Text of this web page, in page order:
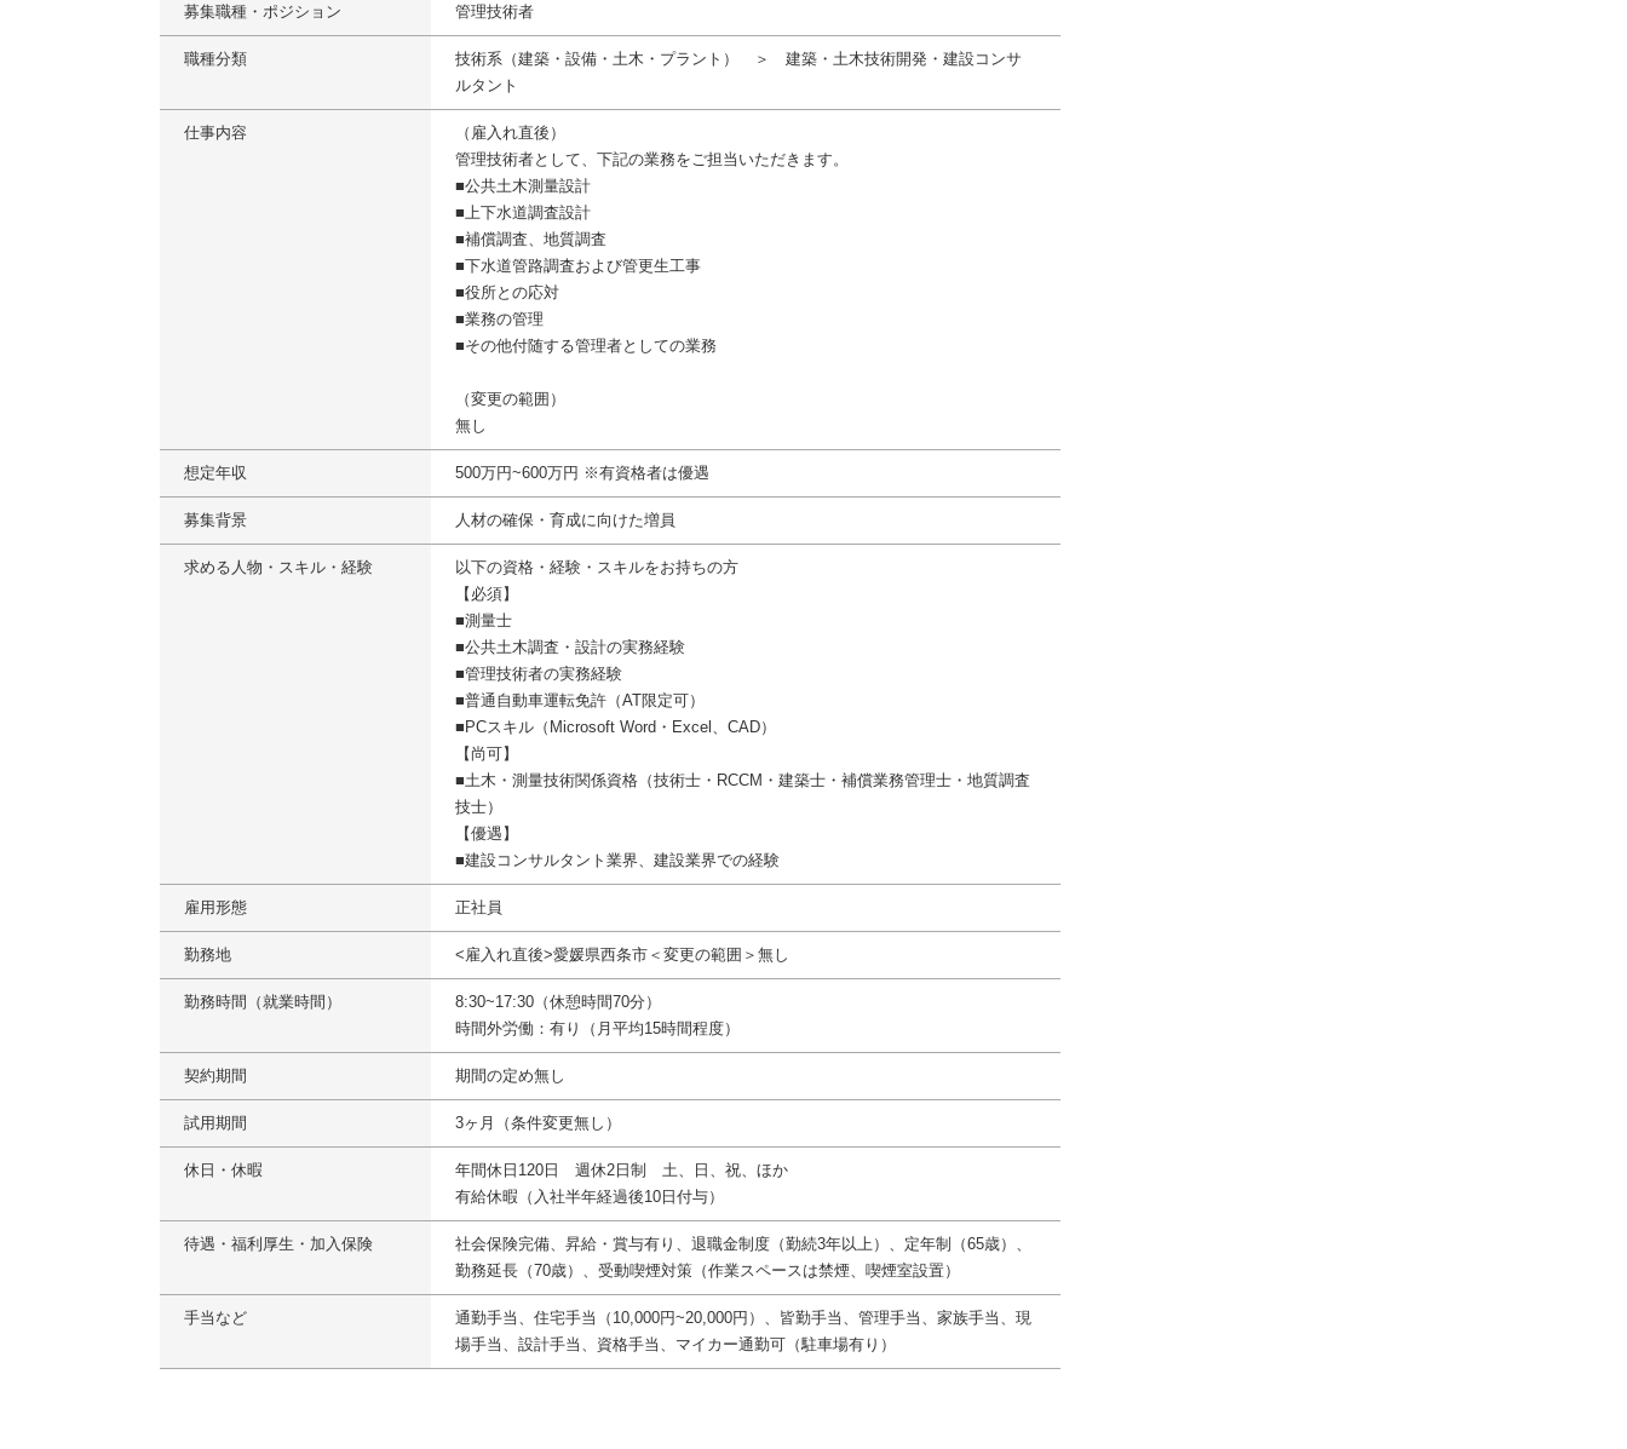
募集職種・ポジション 管理技術者
職種分類
技術系（建築・設備・土木・プラント） ＞ 建築・土木技術開発・建設コンサ
ルタント
仕事内容
（雇入れ直後）
管理技術者として、下記の業務をご担当いただきます。
■公共土木測量設計
■上下水道調査設計
■補償調査、地質調査
■下水道管路調査および管更生工事
■役所との応対
■業務の管理
■その他付随する管理者としての業務
（変更の範囲）
無し
想定年収 500万円~600万円 ※有資格者は優遇
募集背景 人材の確保・育成に向けた増員
求める人物・スキル・経験
以下の資格・経験・スキルをお持ちの方
【必須】
■測量士
■公共土木調査・設計の実務経験
■管理技術者の実務経験
■普通自動車運転免許（AT限定可）
■PCスキル（Microsoft Word・Excel、CAD）
【尚可】
■土木・測量技術関係資格（技術士・RCCM・建築士・補償業務管理士・地質調査
技士）
【優遇】
■建設コンサルタント業界、建設業界での経験
雇用形態 正社員
勤務地 <雇入れ直後>愛媛県西条市＜変更の範囲＞無し
勤務時間（就業時間）
8:30~17:30（休憩時間70分）
時間外労働：有り（月平均15時間程度）
契約期間 期間の定め無し
試用期間 3ヶ月（条件変更無し）
休日・休暇
年間休日120日 週休2日制 土、日、祝、ほか
有給休暇（入社半年経過後10日付与）
待遇・福利厚生・加入保険
社会保険完備、昇給・賞与有り、退職金制度（勤続3年以上）、定年制（65歳）、
勤務延長（70歳）、受動喫煙対策（作業スペースは禁煙、喫煙室設置）
手当など
通勤手当、住宅手当（10,000円~20,000円）、皆勤手当、管理手当、家族手当、現
場手当、設計手当、資格手当、マイカー通勤可（駐車場有り）